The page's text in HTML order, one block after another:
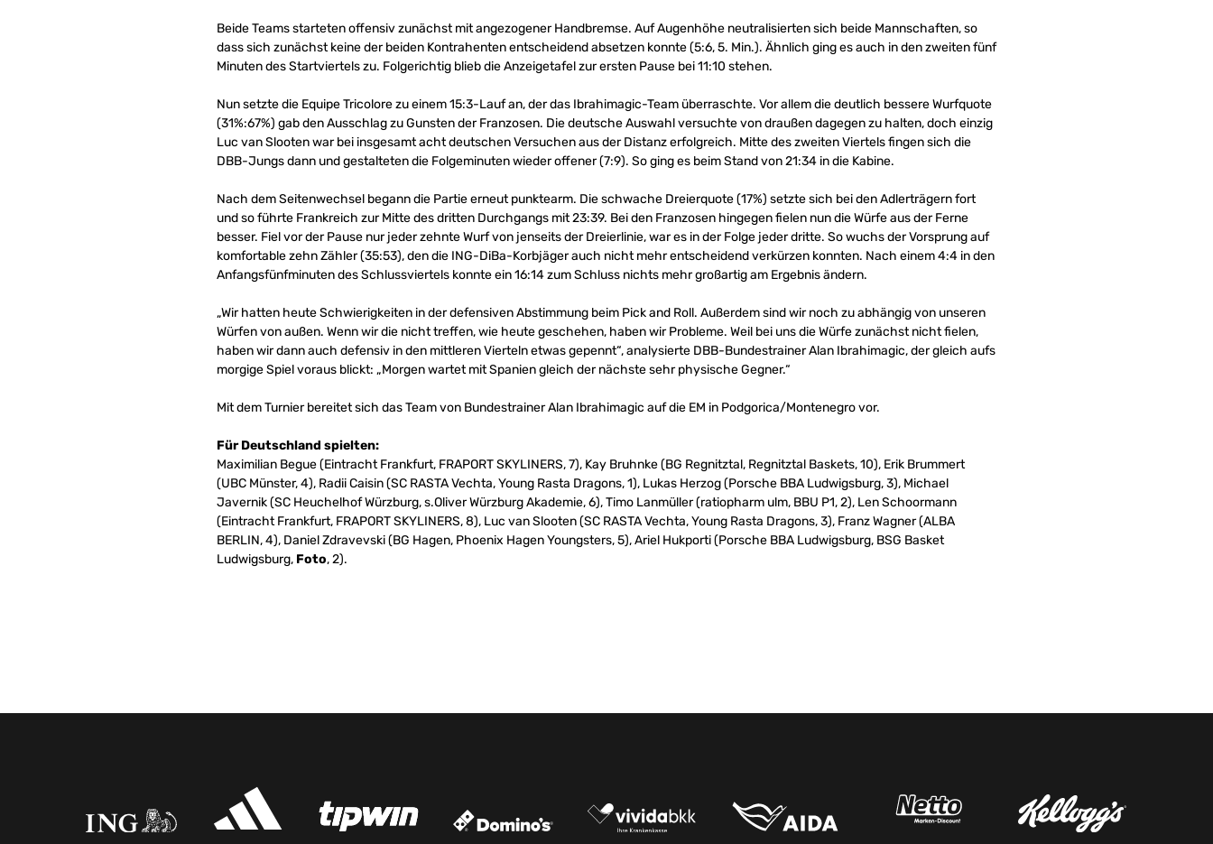
Beide Teams starteten offensiv zunächst mit angezogener Handbremse. Auf Augenhöhe neutralisierten sich beide Mannschaften, so
dass sich zunächst keine der beiden Kontrahenten entscheidend absetzen konnte (5:6, 5. Min.). Ähnlich ging es auch in den zweiten fünf
Minuten des Startviertels zu. Folgerichtig blieb die Anzeigetafel zur ersten Pause bei 11:10 stehen.
Nun setzte die Equipe Tricolore zu einem 15:3-Lauf an, der das Ibrahimagic-Team überraschte. Vor allem die deutlich bessere Wurfquote
(31%:67%) gab den Ausschlag zu Gunsten der Franzosen. Die deutsche Auswahl versuchte von draußen dagegen zu halten, doch einzig
Luc van Slooten war bei insgesamt acht deutschen Versuchen aus der Distanz erfolgreich. Mitte des zweiten Viertels fingen sich die
DBB-Jungs dann und gestalteten die Folgeminuten wieder offener (7:9). So ging es beim Stand von 21:34 in die Kabine.
Nach dem Seitenwechsel begann die Partie erneut punktearm. Die schwache Dreierquote (17%) setzte sich bei den Adlerträgern fort
und so führte Frankreich zur Mitte des dritten Durchgangs mit 23:39. Bei den Franzosen hingegen fielen nun die Würfe aus der Ferne
besser. Fiel vor der Pause nur jeder zehnte Wurf von jenseits der Dreierlinie, war es in der Folge jeder dritte. So wuchs der Vorsprung auf
komfortable zehn Zähler (35:53), den die ING-DiBa-Korbjäger auch nicht mehr entscheidend verkürzen konnten. Nach einem 4:4 in den
Anfangsfünfminuten des Schlussviertels konnte ein 16:14 zum Schluss nichts mehr großartig am Ergebnis ändern.
„Wir hatten heute Schwierigkeiten in der defensiven Abstimmung beim Pick and Roll. Außerdem sind wir noch zu abhängig von unseren
Würfen von außen. Wenn wir die nicht treffen, wie heute geschehen, haben wir Probleme. Weil bei uns die Würfe zunächst nicht fielen,
haben wir dann auch defensiv in den mittleren Vierteln etwas gepennt“, analysierte DBB-Bundestrainer Alan Ibrahimagic, der gleich aufs
morgige Spiel voraus blickt: „Morgen wartet mit Spanien gleich der nächste sehr physische Gegner.“
Mit dem Turnier bereitet sich das Team von Bundestrainer Alan Ibrahimagic auf die EM in Podgorica/Montenegro vor.
Für Deutschland spielten:
Maximilian Begue (Eintracht Frankfurt, FRAPORT SKYLINERS, 7), Kay Bruhnke (BG Regnitztal, Regnitztal Baskets, 10), Erik Brummert
(UBC Münster, 4), Radii Caisin (SC RASTA Vechta, Young Rasta Dragons, 1), Lukas Herzog (Porsche BBA Ludwigsburg, 3), Michael
Javernik (SC Heuchelhof Würzburg, s.Oliver Würzburg Akademie, 6), Timo Lanmüller (ratiopharm ulm, BBU P1, 2), Len Schoormann
(Eintracht Frankfurt, FRAPORT SKYLINERS, 8), Luc van Slooten (SC RASTA Vechta, Young Rasta Dragons, 3), Franz Wagner (ALBA
BERLIN, 4), Daniel Zdravevski (BG Hagen, Phoenix Hagen Youngsters, 5), Ariel Hukporti (Porsche BBA Ludwigsburg, BSG Basket
Ludwigsburg, Foto, 2).